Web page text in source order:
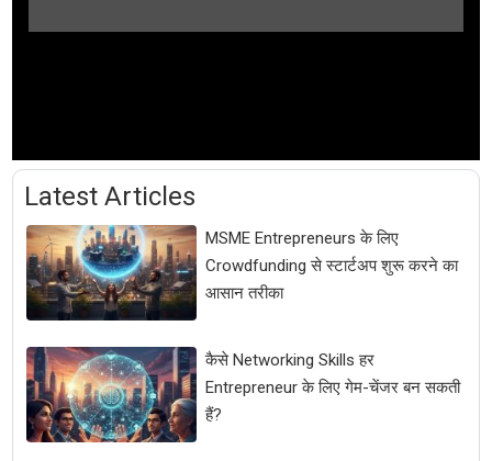
Latest Articles
MSME Entrepreneurs के लिए
Crowdfunding से स्टार्टअप शुरू करने का
आसान तरीका
कैसे Networking Skills हर
Entrepreneur के लिए गेम-चेंजर बन सकती
हैं?